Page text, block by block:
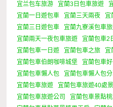
宜兰包车旅游
宜蘭3日包車旅遊
宜蘭一日遊包車
宜蘭三天兩夜
宜
宜蘭三日遊包車
宜蘭九寮溪包車
宜蘭兩天一夜包車旅遊
宜蘭包車2
宜蘭包車一日遊
宜蘭包車之旅
宜
宜蘭包車伯朗咖啡城堡
宜蘭包車
宜蘭包車懶人包
宜蘭包車懶人包
宜蘭包車旅遊
宜蘭包車旅遊40處
宜蘭包車旅遊公司
宜蘭包車景點